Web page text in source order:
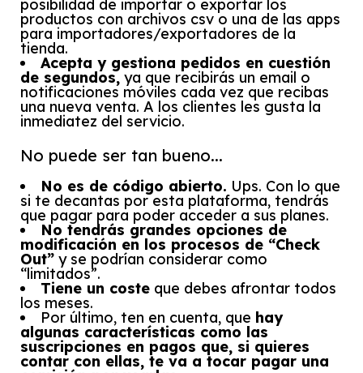
posibilidad de importar o exportar los
productos con archivos csv o una de las apps
para importadores/exportadores de la
tienda.
Acepta y gestiona pedidos en cuestión
de segundos, ya que recibirás un email o
notificaciones móviles cada vez que recibas
una nueva venta. A los clientes les gusta la
inmediatez del servicio.
No puede ser tan bueno...
No es de código abierto. Ups. Con lo que
si te decantas por esta plataforma, tendrás
que pagar para poder acceder a sus planes.
No tendrás grandes opciones de
modificación en los procesos de “Check
Out” y se podrían considerar como
“limitados”.
Tiene un coste que debes afrontar todos
los meses.
Por último, ten en cuenta, que hay
algunas características como las
suscripciones en pagos que, si quieres
contar con ellas, te va a tocar pagar una